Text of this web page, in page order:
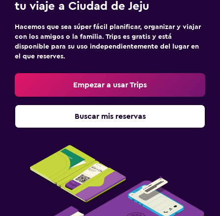
tu viaje a Ciudad de Jeju
Hacemos que sea súper fácil planificar, organizar y viajar
con los amigos o la familia. Trips es gratis y está
disponible para su uso independientemente del lugar en
el que reserves.
Empezar a usar Trips
Buscar mis reservas